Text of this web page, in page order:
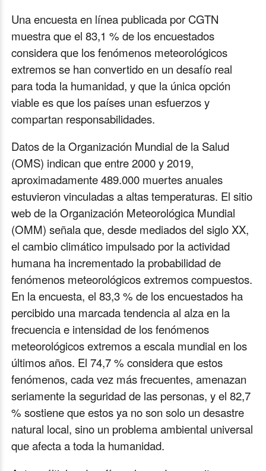
Una encuesta en línea publicada por CGTN
muestra que el 83,1 % de los encuestados
considera que los fenómenos meteorológicos
extremos se han convertido en un desafío real
para toda la humanidad, y que la única opción
viable es que los países unan esfuerzos y
compartan responsabilidades.
Datos de la Organización Mundial de la Salud
(OMS) indican que entre 2000 y 2019,
aproximadamente 489.000 muertes anuales
estuvieron vinculadas a altas temperaturas. El sitio
web de la Organización Meteorológica Mundial
(OMM) señala que, desde mediados del siglo XX,
el cambio climático impulsado por la actividad
humana ha incrementado la probabilidad de
fenómenos meteorológicos extremos compuestos.
En la encuesta, el 83,3 % de los encuestados ha
percibido una marcada tendencia al alza en la
frecuencia e intensidad de los fenómenos
meteorológicos extremos a escala mundial en los
últimos años. El 74,7 % considera que estos
fenómenos, cada vez más frecuentes, amenazan
seriamente la seguridad de las personas, y el 82,7
% sostiene que estos ya no son solo un desastre
natural local, sino un problema ambiental universal
que afecta a toda la humanidad.